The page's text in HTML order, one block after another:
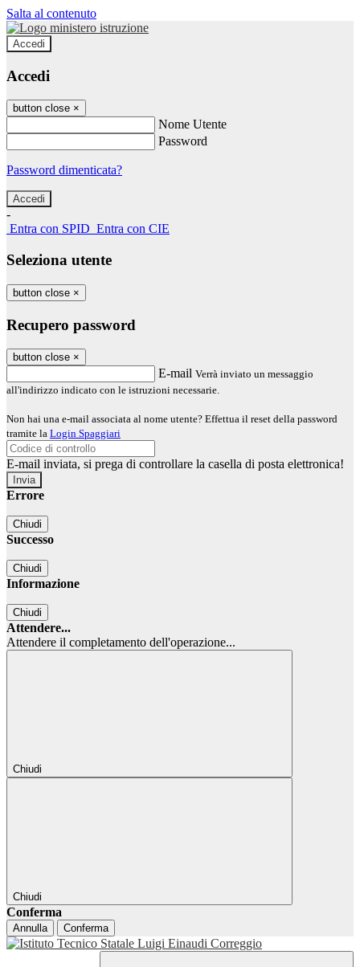
Salta al contenuto
Accedi
Accedi
button close ×
Nome Utente
Password
Password dimenticata?
-
Entra con SPID Entra con CIE
Seleziona utente
button close ×
Recupero password
button close ×
E-mail Verrà inviato un messaggio
all'indirizzo indicato con le istruzioni necessarie.
Non hai una e-mail associata al nome utente? Effettua il reset della password
tramite la Login Spaggiari
E-mail inviata, si prega di controllare la casella di posta elettronica!
Errore
Chiudi
Successo
Chiudi
Informazione
Chiudi
Attendere...
Attendere il completamento dell'operazione...
Chiudi
Chiudi
Conferma
Annulla Conferma